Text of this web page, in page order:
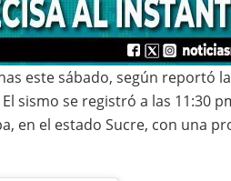
este sábado, según reportó
El sismo se registró a las 11:30
en el estado Sucre, con una